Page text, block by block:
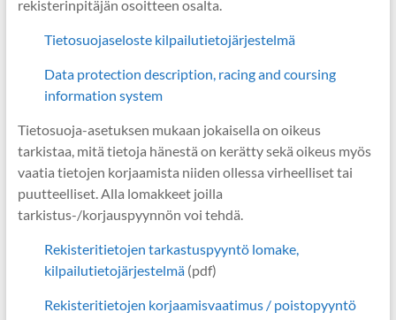
rekisterinpitäjän osoitteen osalta.
Tietosuojaseloste kilpailutietojärjestelmä
Data protection description, racing and coursing
information system
Tietosuoja-asetuksen mukaan jokaisella on oikeus
tarkistaa, mitä tietoja hänestä on kerätty sekä oikeus myös
vaatia tietojen korjaamista niiden ollessa virheelliset tai
puutteelliset. Alla lomakkeet joilla
tarkistus-/korjauspyynnön voi tehdä.
Rekisteritietojen tarkastuspyyntö lomake,
kilpailutietojärjestelmä(pdf)
Rekisteritietojen korjaamisvaatimus / poistopyyntö